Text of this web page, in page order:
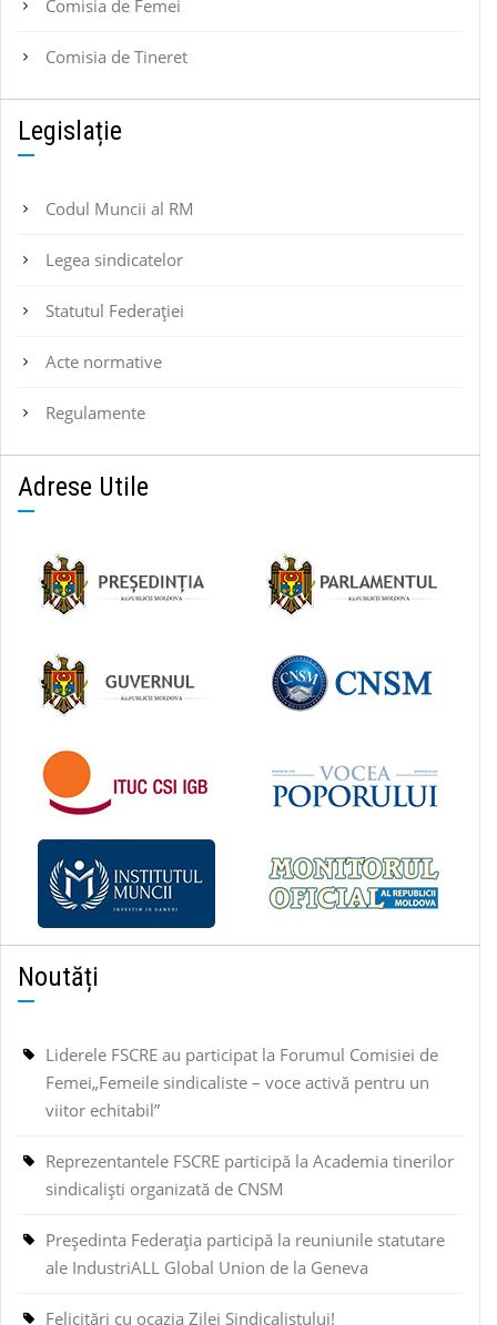
Comisia de Femei
Comisia de Tineret
Legislație
Codul Muncii al RM
Legea sindicatelor
Statutul Federaţiei
Acte normative
Regulamente
Adrese Utile
Noutăți
Liderele FSCRE au participat la Forumul Comisiei de
Femei„Femeile sindicaliste – voce activă pentru un
viitor echitabil”
Reprezentantele FSCRE participă la Academia tinerilor
sindicaliști organizată de CNSM
Președinta Federația participă la reuniunile statutare
ale IndustriALL Global Union de la Geneva
Felicitări cu ocazia Zilei Sindicalistului!